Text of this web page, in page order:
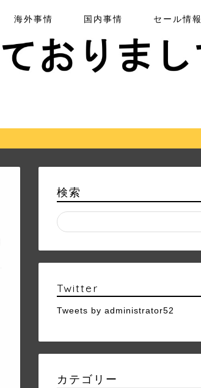
海外事情 国内事情 セール情報
検索
Twitter
Tweets by administrator52
カテゴリー